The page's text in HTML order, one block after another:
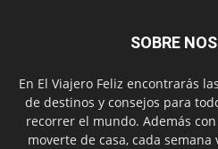
SOBRE
En El Viajero Feliz encontrarás
de destinos y consejos para
recorrer el mundo. Además
moverte de casa, cada